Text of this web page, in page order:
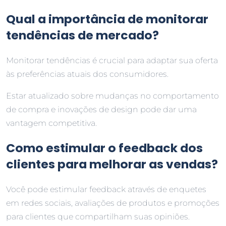
Qual a importância de monitorar
tendências de mercado?
Monitorar tendências é crucial para adaptar sua oferta
às preferências atuais dos consumidores.
Estar atualizado sobre mudanças no comportamento
de compra e inovações de design pode dar uma
vantagem competitiva.
Como estimular o feedback dos
clientes para melhorar as vendas?
Você pode estimular feedback através de enquetes
em redes sociais, avaliações de produtos e promoções
para clientes que compartilham suas opiniões.